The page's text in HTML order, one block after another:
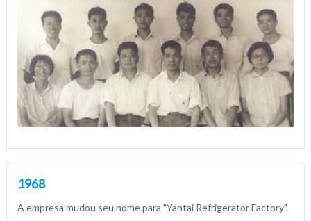
1968
A empresa mudou seu nome para "Yantai Refrigerator Factory".